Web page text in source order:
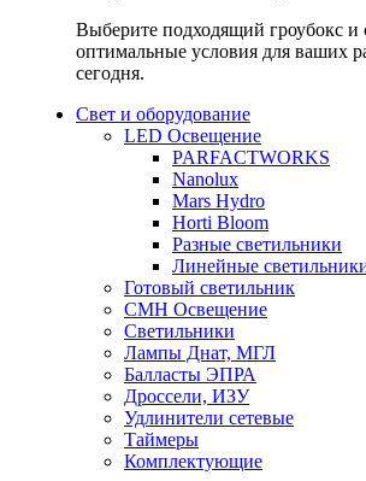
Выберите подходящий гроубокс и
оптимальные условия для ваших
сегодня.
Свет и оборудование
LED Освещение
PARFACTWORKS
Nanolux
Mars Hydro
Horti Bloom
Разные светильники
Линейные
Готовый светильник
CMH Освещение
Светильники
Лампы Днат, МГЛ
Балласты ЭПРА
Дроссели, ИЗУ
Удлинители сетевые
Таймеры
Комплектующие